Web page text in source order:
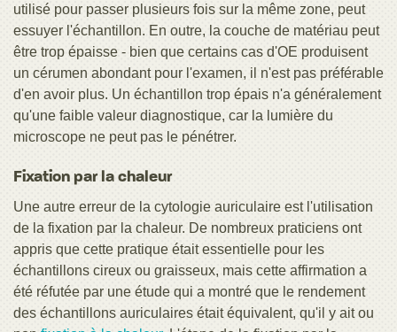
utilisé pour passer plusieurs fois sur la même zone, peut
essuyer l'échantillon. En outre, la couche de matériau peut
être trop épaisse - bien que certains cas d'OE produisent
un cérumen abondant pour l'examen, il n'est pas préférable
d'en avoir plus. Un échantillon trop épais n'a généralement
qu'une faible valeur diagnostique, car la lumière du
microscope ne peut pas le pénétrer.
Fixation par la chaleur
Une autre erreur de la cytologie auriculaire est l'utilisation
de la fixation par la chaleur. De nombreux praticiens ont
appris que cette pratique était essentielle pour les
échantillons cireux ou graisseux, mais cette affirmation a
été réfutée par une étude qui a montré que le rendement
des échantillons auriculaires était équivalent, qu'il y ait ou